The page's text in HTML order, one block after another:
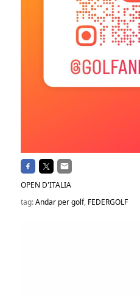
OPEN D'ITALIA
tag:Andar per golf, FEDERGOLF